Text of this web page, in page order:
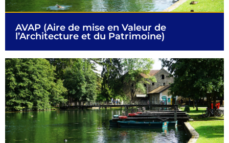
AVAP (Aire de mise en Valeur de
l’Architecture et du Patrimoine)